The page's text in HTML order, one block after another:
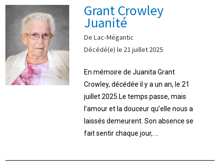
Grant Crowley
Juanité
De Lac-Mégantic
Décédé(e) le 21 juillet 2025
En mémoire de Juanita Grant
Crowley, décédée il y a un an, le 21
juillet 2025.Le temps passe, mais
l’amour et la douceur qu’elle nous a
laissés demeurent. Son absence se
fait sentir chaque jour, ...